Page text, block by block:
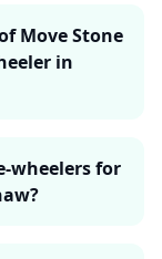
Move Stone
in
wheelers for